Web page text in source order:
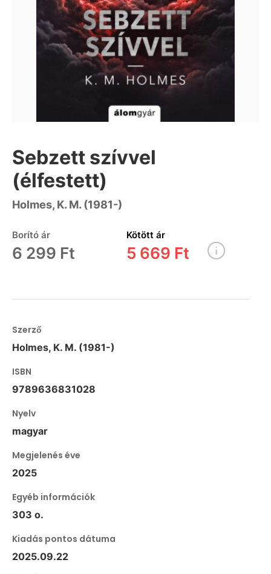
Sebzett szívvel
(élfestett)
Holmes, K. M. (1981-)
Borító ár
6 299 Ft
Kötött ár
5 669 Ft
Szerző
Holmes, K. M. (1981-)
ISBN
9789636831028
Nyelv
magyar
Megjelenés éve
2025
Egyéb információk
303 o.
Kiadás pontos dátuma
2025.09.22